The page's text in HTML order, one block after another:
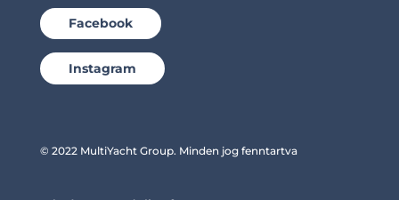
Facebook
Instagram
© 2022 MultiYacht Group. Minden jog fenntartva